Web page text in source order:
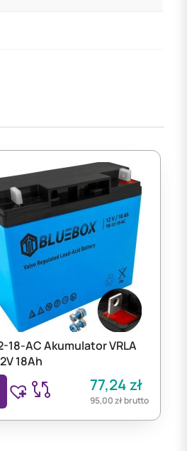
18-AC Akumulator VRLA
18Ah
77,24 zł
95,00złbrutto